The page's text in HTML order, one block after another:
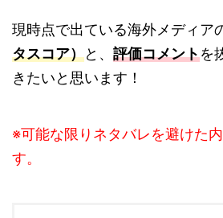
現時点で出ている海外メディア
タスコア）と、 評価コメントを
きたいと思います！
※可能な限りネタバレを避けた
す。